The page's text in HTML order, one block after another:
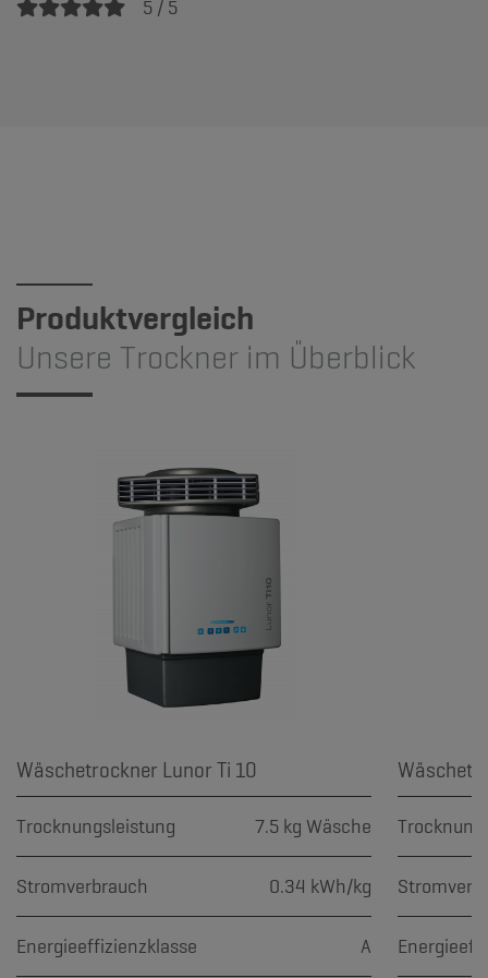
Produktvergleich
Unsere Trockner im Überblick
Wäschetrockner Lunor Ti 10
Trocknungsleistung 7.5 kg Wäsche
Stromverbrauch 0.34 kWh/kg
Energieeffizienzklasse A